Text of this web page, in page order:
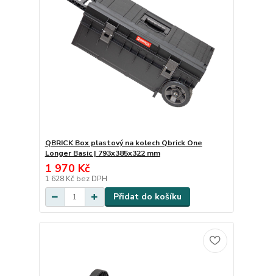
QBRICK Box plastový na kolech Qbrick One
Longer Basic | 793x385x322 mm
1 970 Kč
1 628 Kč bez DPH
Přidat do košíku